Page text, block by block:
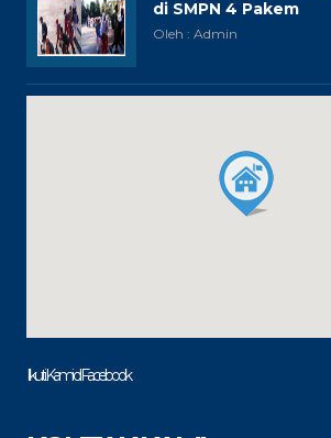
di SMPN 4 Pakem
Oleh : Admin
Ikuti Kami di Facebook